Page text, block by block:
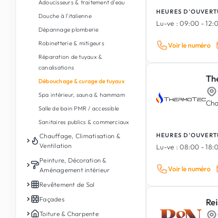
Terrassement
Isolation, étanchéité & drainage
Démolition
Béton armé & préfabriqué
Construction de bâtiment industriel
Maçonnerie de jardin
Gazon
Pavage
Entrée de garage
Abattage & élagage
Débroussaillage & nettoyage de
terrain
Abris de jardin & chalets en bois
Arrosage automatique
Cuisine extérieure / Outdoor
kitchen
Spa & jacuzzi extérieur
et entretien)
Audit & conseil énergétique
Rénovation énergétique
Isolation thermique
Géothermie
Récupération & gestion de l'eau de
pluie
Adoucisseurs & traitement d'eau
Douche à l'italienne
Dépannage plomberie
Robinetterie & mitigeurs
Réparation de tuyaux &
canalisations
Débouchage & curage de tuyaux
Spa intérieur, sauna & hammam
Salle de bain PMR / accessible
Sanitaires publics & commerciaux
Chauffage, Climatisation &
Ventilation
Chaudière gaz / fioul / bois
Chaudière à pellet / granulés
Chauffage au sol
Climatisation
Ventilation (VMC / VDF)
Peinture, Décoration &
Aménagement intérieur
Peinture intérieure
Peinture extérieure
Plâtre & enduits
Revêtement de Sol
Carrelage intérieur
Carrelage extérieur & terrasse
Façades
Façades
Toiture & Charpente
HEURES
Lu-ve : 09:00 -
Voir le numéro
HEURES
Lu-ve : 08:00 -
Voir le numéro